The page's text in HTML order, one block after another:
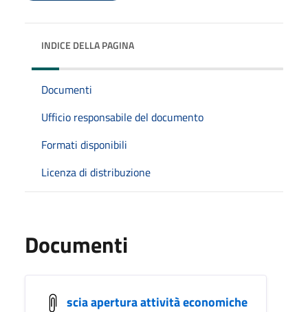
INDICE DELLA PAGINA
Documenti
Ufficio responsabile del documento
Formati disponibili
Licenza di distribuzione
Documenti
scia apertura attività economiche